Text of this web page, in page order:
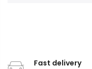
Fast delivery